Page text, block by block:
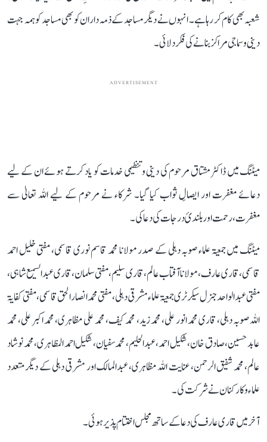
شعبہ بھی کام کر رہا ہے۔ انہوں نے دیگر مساجد کے ذمہ داران کو بھی مساجد کو ہمہ جہت
دینی و سماجی مراکز بنانے کی فکر دلائی۔
ADVERTISEMENT
میٹنگ میں ڈاکٹر مشتاق مرحوم کی دینی و تنظیمی خدمات کو یاد کرتے ہوئے ان کے لیے
دعائے مغفرت اور ایصالِ ثواب کیا گیا۔ شرکاء نے مرحوم کے لیے اللہ تعالیٰ سے
مغفرت، رحمت اور بلندیٔ درجات کی دعا کی۔
میٹنگ میں جمعیۃ علماء صوبہ دہلی کے صدر مولانا محمد قاسم نوری قاسمی، مفتی خلیل احمد
قاسمی، قاری عارف، مولانا آفتاب عالم، قاری سلیم، مفتی سلمان ، قاری عبدالسمیع شاہی ،
مفتی عبد الواحد جنرل سیکرٹری جمعیۃ علماء مشرقی دہلی، مفتی محمد انصار الحق قاسمی ، مفتی کفایۃ
اللہ صوبہ دہلی، قاری محمد انور علی، محمد زید، محمد کیف، محمد علی مظاہری، محمد اکبر علی، محمد
عابد حسین، صادق خان، شکیل احمد، عبدالحلیم، محمد سفیان، شکیل احمد المظاہری، محمد نوشاد
عالم، محمد شفیق الرحمن، عنایت اللہ مظاہری، عبدالمالک اور مشرقی دہلی کے دیگر متعدد
علماء و کارکنان نے شرکت کی۔
آخر میں قاری عارف کی دعا کے ساتھ مجلس اختتام پذیر ہوئی۔